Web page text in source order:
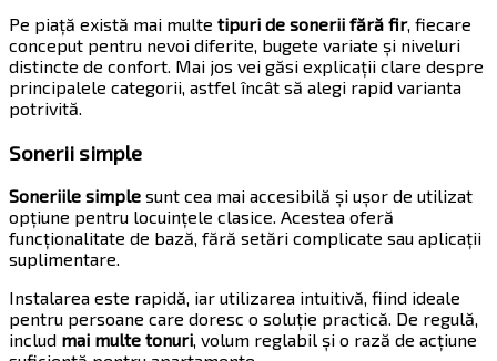
Pe piață există mai multe tipuri de sonerii fără fir, fiecare
conceput pentru nevoi diferite, bugete variate și niveluri
distincte de confort. Mai jos vei găsi explicații clare despre
principalele categorii, astfel încât să alegi rapid varianta
potrivită.
Sonerii simple
Soneriile simple sunt cea mai accesibilă și ușor de utilizat
opțiune pentru locuințele clasice. Acestea oferă
funcționalitate de bază, fără setări complicate sau aplicații
suplimentare.
Instalarea este rapidă, iar utilizarea intuitivă, fiind ideale
pentru persoane care doresc o soluție practică. De regulă,
includ mai multe tonuri, volum reglabil și o rază de acțiune